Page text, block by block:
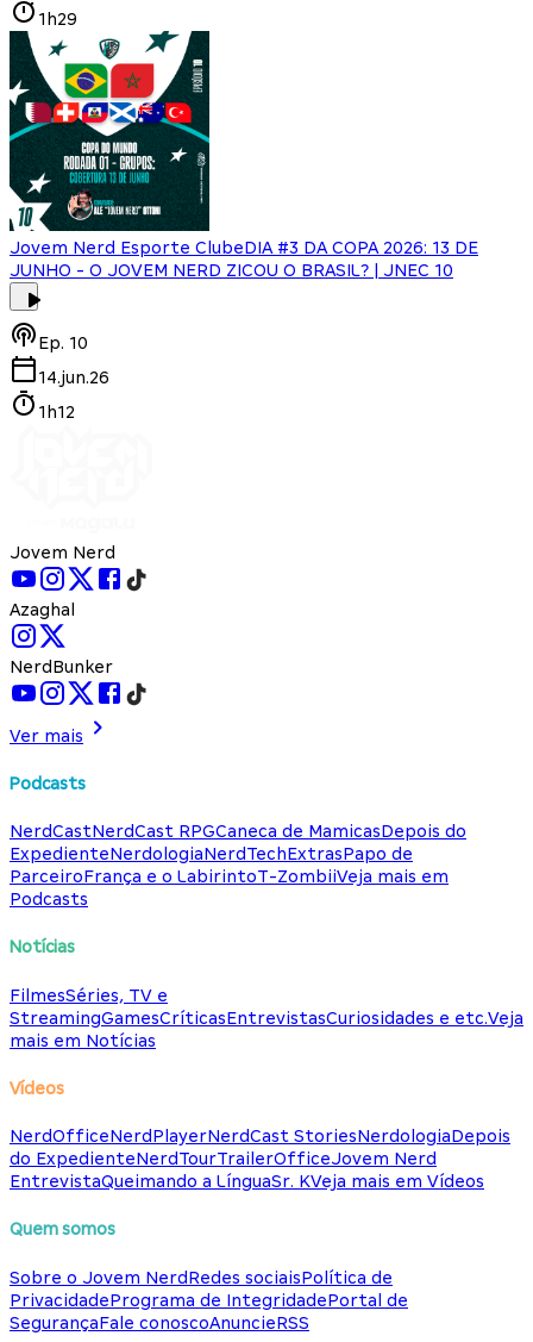
1h29
Jovem Nerd Esporte ClubeDIA #3 DA COPA 2026: 13 DE
JUNHO - O JOVEM NERD ZICOU O BRASIL? | JNEC 10
Ep. 10
14.jun.26
1h12
Jovem Nerd
Azaghal
NerdBunker
Ver mais
Podcasts
NerdCastNerdCast RPGCaneca de MamicasDepois do
ExpedienteNerdologiaNerdTechExtrasPapo de
ParceiroFrança e o LabirintoT-ZombiiVeja mais em
Podcasts
Notícias
FilmesSéries, TV e
StreamingGamesCríticasEntrevistasCuriosidades e etc.Veja
mais em Notícias
Vídeos
NerdOfficeNerdPlayerNerdCast StoriesNerdologiaDepois
do ExpedienteNerdTourTrailerOfficeJovem Nerd
EntrevistaQueimando a LínguaSr. KVeja mais em Vídeos
Quem somos
Sobre o Jovem NerdRedes sociaisPolítica de
PrivacidadePrograma de IntegridadePortal de
SegurançaFale conoscoAnuncieRSS